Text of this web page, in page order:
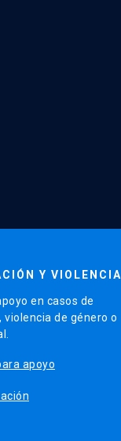
Y VIOLENCIA
en casos de
violencia de género o
apoyo